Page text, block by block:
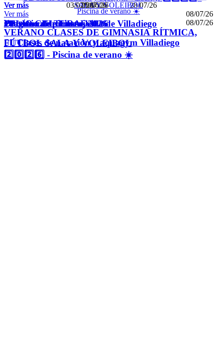
Ver más 28/07/26
I Premio de pintura Villa de Villadiego
Ver más 28/07/26
Programa de Fiestas 2026
Ver más 08/07/26
VERANO CLASES DE GIMNASIA RÍTMICA,
FÚTBOL SALA Y VOLEIBOL
Ver más 08/07/26
🏊‍♀️ Clases de natación y aquagym Villadiego
2️⃣0️⃣2️⃣6️⃣ - Piscina de verano ☀️
Ver más 03/07/26
Olas de calor: consejos
Ver más 25/06/26
JULIO CULTURAL 2026